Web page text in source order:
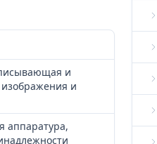
и
изображения и
аппаратура,